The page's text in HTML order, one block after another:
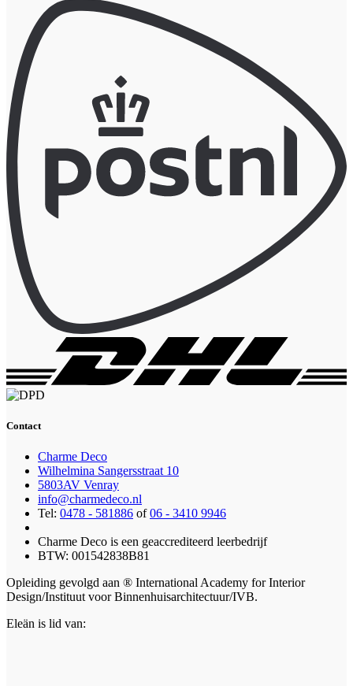
Contact
Charme Deco
Wilhelmina Sangersstraat 10
5803AV Venray
info@charmedeco.nl
Tel: 0478 - 581886 of06 - 3410 9946
Charme Deco is een geaccrediteerd leerbedrijf
BTW: 001542838B81
Opleiding gevolgd aan ® International Academy for Interior
Design/Instituut voor Binnenhuisarchitectuur/IVB.
Eleän is lid van: